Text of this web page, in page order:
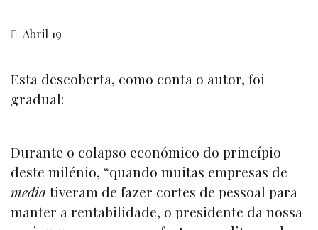
Abril 19
Esta descoberta, como conta o autor, foi
gradual:
Durante o colapso económico do princípio
deste milénio, “quando muitas empresas de
media tiveram de fazer cortes de pessoal para
manter a rentabilidade, o presidente da nossa